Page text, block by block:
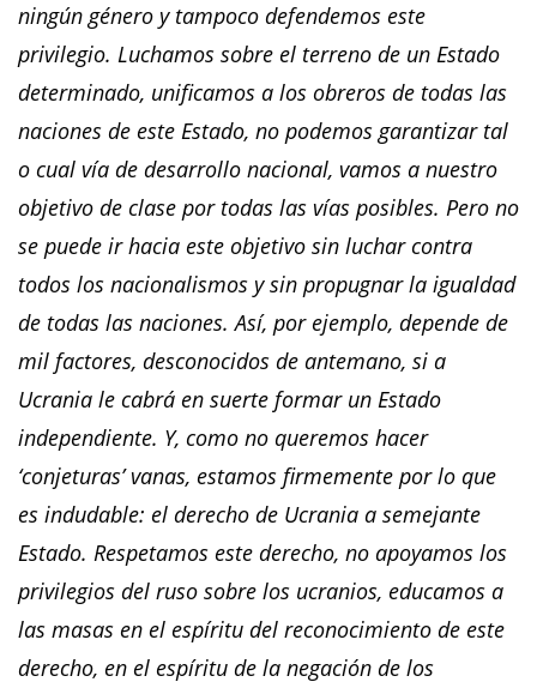
ningún género y tampoco defendemos este
privilegio. Luchamos sobre el terreno de un Estado
determinado, unificamos a los obreros de todas las
naciones de este Estado, no podemos garantizar tal
o cual vía de desarrollo nacional, vamos a nuestro
objetivo de clase por todas las vías posibles. Pero no
se puede ir hacia este objetivo sin luchar contra
todos los nacionalismos y sin propugnar la igualdad
de todas las naciones. Así, por ejemplo, depende de
mil factores, desconocidos de antemano, si a
Ucrania le cabrá en suerte formar un Estado
independiente. Y, como no queremos hacer
‘conjeturas’ vanas, estamos firmemente por lo que
es indudable: el derecho de Ucrania a semejante
Estado. Respetamos este derecho, no apoyamos los
privilegios del ruso sobre los ucranios, educamos a
las masas en el espíritu del reconocimiento de este
derecho, en el espíritu de la negación de los